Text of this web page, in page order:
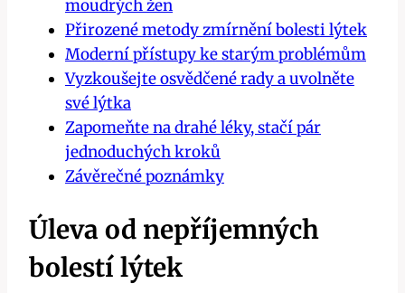
moudrých ​žen
Přirozené metody zmírnění bolesti lýtek
Moderní ​přístupy ke starým problémům
Vyzkoušejte osvědčené rady a uvolněte
své lýtka
Zapomeňte na drahé‌ léky, stačí pár
jednoduchých kroků
Závěrečné ‍poznámky
Úleva od⁤ nepříjemných
bolestí lýtek